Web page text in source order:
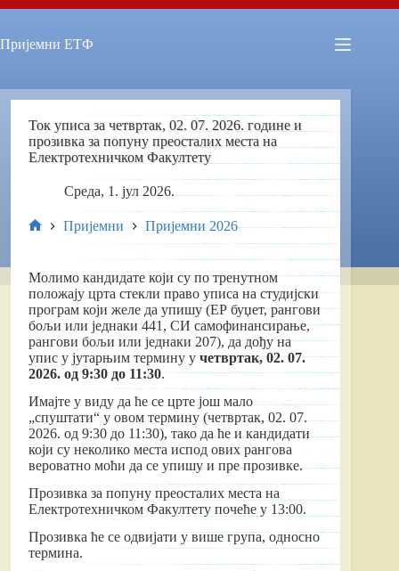
Skip
content
Пријемни ЕТФ
Ток уписа за четвртак, 02. 07. 2026. године и
прозивка за попуну преосталих места на
Електротехничком Факултету
Cреда, 1. јул 2026.
Пријемни Пријемни 2026
Молимо кандидате који су по тренутном
положају црта стекли право уписа на студијски
програм који желе да упишу (ЕР буџет, рангови
бољи или једнаки 441, СИ самофинансирање,
рангови бољи или једнаки 207), да дођу на
упис у јутарњим термину у четвртак, 02. 07.
2026. од 9:30 до 11:30.
Имајте у виду да ће се црте још мало
„спуштати“ у овом термину (четвртак, 02. 07.
2026. од 9:30 до 11:30), тако да ће и кандидати
који су неколико места испод ових рангова
вероватно моћи да се упишу и пре прозивке.
Прозивка за попуну преосталих места на
Електротехничком Факултету почеће у 13:00.
Прозивка ће се одвијати у више група, односно
термина.